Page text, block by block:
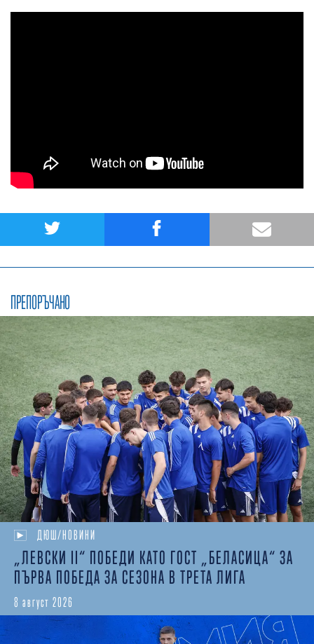
ПРЕПОРЪЧАНО
ДЮШ/НОВИНИ
„ЛЕВСКИ II“ ПОБЕДИ КАТО ГОСТ „БЕЛАСИЦА“ ЗА
ПЪРВА ПОБЕДА ЗА СЕЗОНА В ТРЕТА ЛИГА
8 август 2026